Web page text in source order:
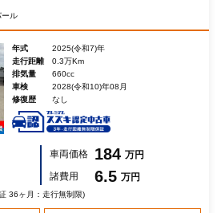
ール
年式
2025(令和7)年
走行距離
0.3万Km
排気量
660cc
車検
2028(令和10)年08月
修復歴
なし
車両価格 184 万円
諸費用
6.5 万円
36ヶ月：走行無制限)